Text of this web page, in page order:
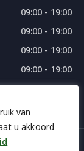
van
u akkoord
09:00 - 19:00
09:00 - 19:00
09:00 - 19:00
09:00 - 19:00
09:00 - 18:00